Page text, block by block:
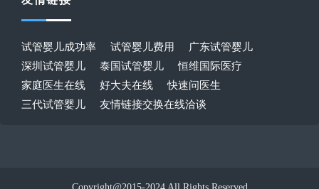
试管婴儿成功率 试管婴儿费用
广东试管婴儿
深圳试管婴儿
泰国试管婴儿
恒维国际医疗
家庭医生在线
好大夫在线
快速问医生
三代试管婴儿
友情链接交换在线洽谈